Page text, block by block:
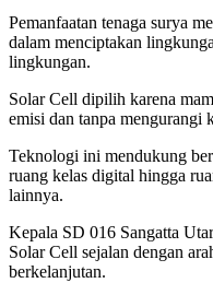
Pemanfaatan tenaga surya
dalam menciptakan
lingkungan.
Solar Cell dipilih karena
emisi dan tanpa mengurangi
Teknologi ini mendukung
ruang kelas digital hingga
lainnya.
Kepala SD 016 Sangatta
Solar Cell sejalan dengan
berkelanjutan.